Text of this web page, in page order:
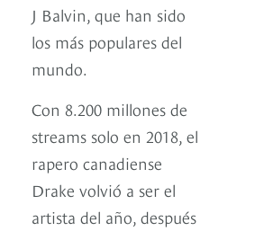
J Balvin, que han sido
los más populares del
mundo.
Con 8.200 millones de
streams solo en 2018, el
rapero canadiense
Drake volvió a ser el
artista del año, después